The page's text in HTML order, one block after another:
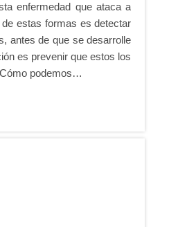
enfermedad que ataca a
estas formas es detectar
antes de que se desarrolle
es prevenir que estos los
podemos…